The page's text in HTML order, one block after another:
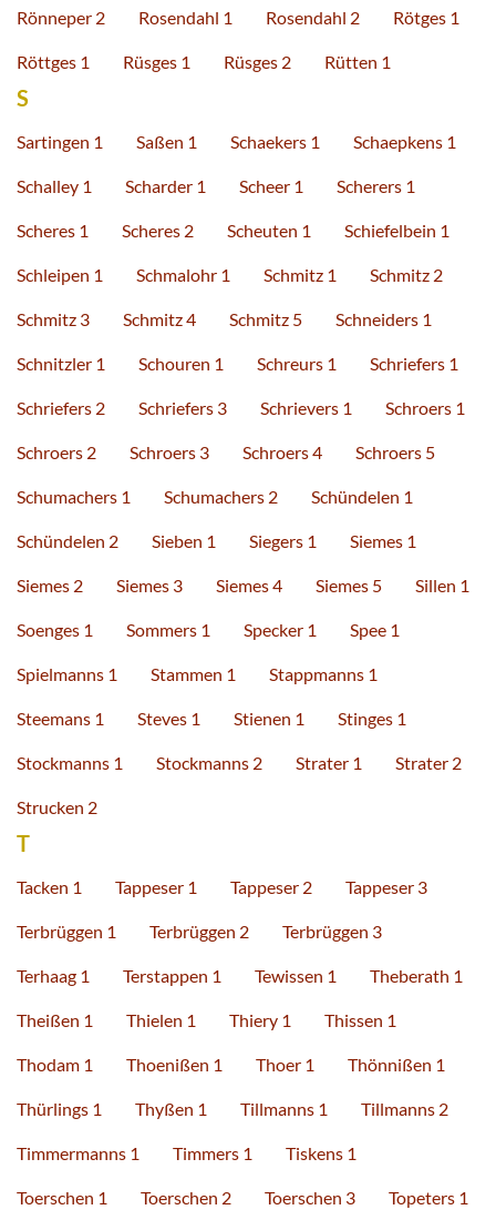
Rönneper 2 Rosendahl 1 Rosendahl 2 Rötges 1
Röttges 1 Rüsges 1 Rüsges 2 Rütten 1
S
Sartingen 1 Saßen 1 Schaekers 1 Schaepkens 1
Schalley 1 Scharder 1 Scheer 1 Scherers 1
Scheres 1 Scheres 2 Scheuten 1 Schiefelbein 1
Schleipen 1 Schmalohr 1 Schmitz 1 Schmitz 2
Schmitz 3 Schmitz 4 Schmitz 5 Schneiders 1
Schnitzler 1 Schouren 1 Schreurs 1 Schriefers 1
Schriefers 2 Schriefers 3 Schrievers 1 Schroers 1
Schroers 2 Schroers 3 Schroers 4 Schroers 5
Schumachers 1 Schumachers 2 Schündelen 1
Schündelen 2 Sieben 1 Siegers 1 Siemes 1
Siemes 2 Siemes 3 Siemes 4 Siemes 5 Sillen 1
Soenges 1 Sommers 1 Specker 1 Spee 1
Spielmanns 1 Stammen 1 Stappmanns 1
Steemans 1 Steves 1 Stienen 1 Stinges 1
Stockmanns 1 Stockmanns 2 Strater 1 Strater 2
Strucken 2
T
Tacken 1 Tappeser 1 Tappeser 2 Tappeser 3
Terbrüggen 1 Terbrüggen 2 Terbrüggen 3
Terhaag 1 Terstappen 1 Tewissen 1 Theberath 1
Theißen 1 Thielen 1 Thiery 1 Thissen 1
Thodam 1 Thoenißen 1 Thoer 1 Thönnißen 1
Thürlings 1 Thyßen 1 Tillmanns 1 Tillmanns 2
Timmermanns 1 Timmers 1 Tiskens 1
Toerschen 1 Toerschen 2 Toerschen 3 Topeters 1